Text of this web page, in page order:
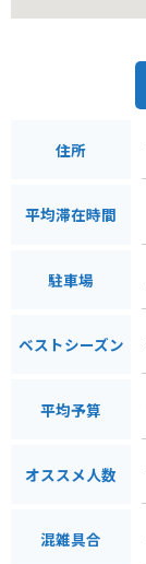
住所
平均滞在時間
駐車場
ベストシーズン
平均予算
オススメ人数
混雑具合